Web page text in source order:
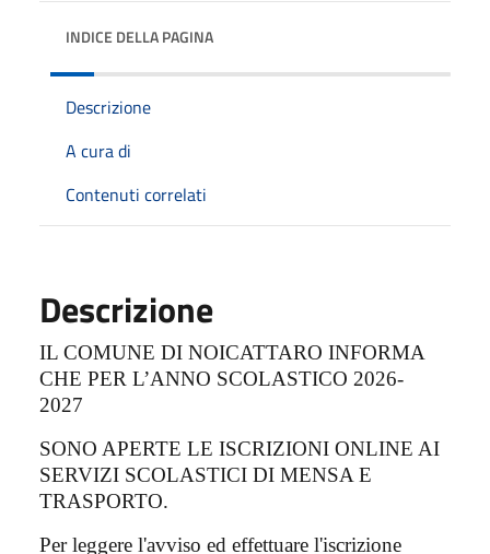
INDICE DELLA PAGINA
Descrizione
A cura di
Contenuti correlati
Descrizione
IL COMUNE DI NOICATTARO INFORMA
CHE PER L’ANNO SCOLASTICO 2026-
2027
SONO APERTE LE ISCRIZIONI ONLINE AI
SERVIZI SCOLASTICI DI MENSA E
TRASPORTO.
Per leggere l'avviso ed effettuare l'iscrizione